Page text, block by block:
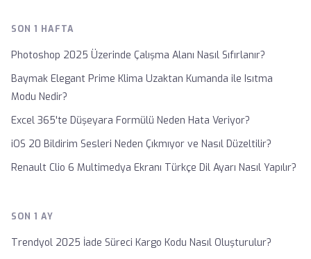
SON 1 HAFTA
Photoshop 2025 Üzerinde Çalışma Alanı Nasıl Sıfırlanır?
Baymak Elegant Prime Klima Uzaktan Kumanda ile Isıtma
Modu Nedir?
Excel 365'te Düşeyara Formülü Neden Hata Veriyor?
iOS 20 Bildirim Sesleri Neden Çıkmıyor ve Nasıl Düzeltilir?
Renault Clio 6 Multimedya Ekranı Türkçe Dil Ayarı Nasıl Yapılır?
SON 1 AY
Trendyol 2025 İade Süreci Kargo Kodu Nasıl Oluşturulur?